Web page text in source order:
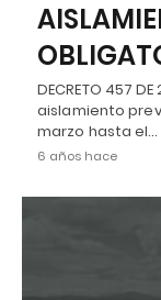
DECRETO 457
aislamiento
marzo hasta el…
6 años hace